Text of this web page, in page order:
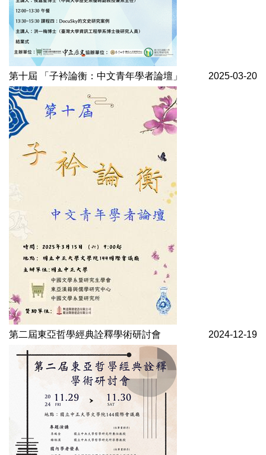
第十屆 「子衿論衡：中文青年學者論壇」 2025-03-20
第二屆東亞哲學經典詮釋學術研討會 2024-12-19